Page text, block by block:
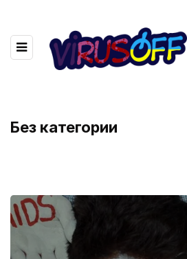
Без категории